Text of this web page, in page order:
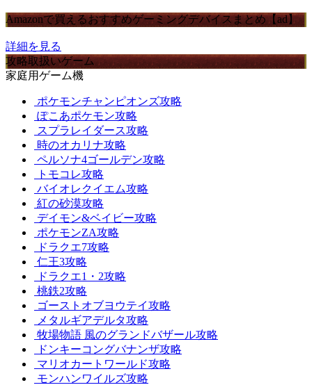
Amazonで買えるおすすめゲーミングデバイスまとめ【ad】
詳細を見る
攻略取扱いゲーム
家庭用ゲーム機
ポケモンチャンピオンズ攻略
ぽこあポケモン攻略
スプラレイダース攻略
時のオカリナ攻略
ペルソナ4ゴールデン攻略
トモコレ攻略
バイオレクイエム攻略
紅の砂漠攻略
デイモン&ベイビー攻略
ポケモンZA攻略
ドラクエ7攻略
仁王3攻略
ドラクエ1・2攻略
桃鉄2攻略
ゴーストオブヨウテイ攻略
メタルギアデルタ攻略
牧場物語 風のグランドバザール攻略
ドンキーコングバナンザ攻略
マリオカートワールド攻略
モンハンワイルズ攻略